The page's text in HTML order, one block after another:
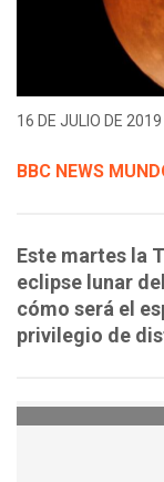
16 DE JULIO DE
BBC NEWS
Este martes la
eclipse lunar
cómo será el
privilegio de